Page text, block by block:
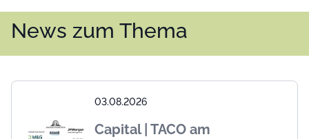
News zum Thema
03.08.2026
Capital | TACO am